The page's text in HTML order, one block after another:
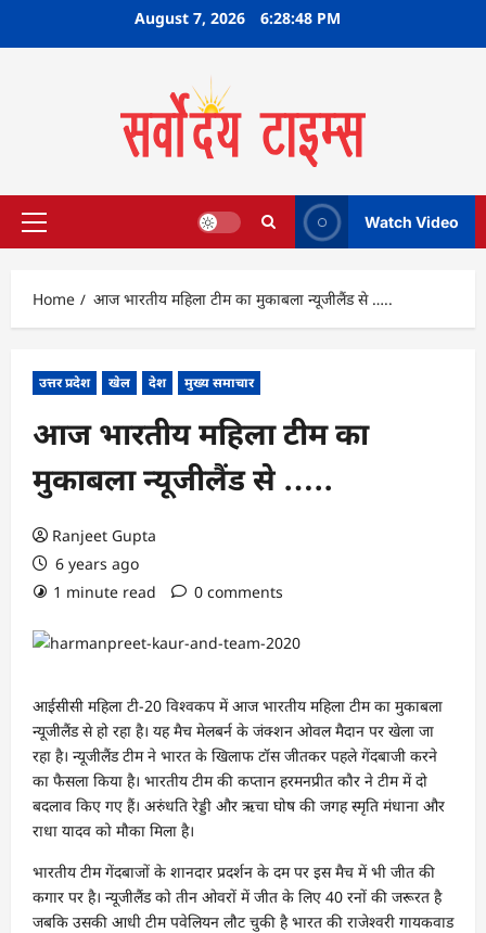
August 7, 2026 6:28:49 PM
Primary
Watch Video
Home आज भारतीय महिला टीम का मुकाबला न्यूजीलैंड से …..
उत्तर प्रदेश खेल देश मुख्य समाचार
आज भारतीय महिला टीम का
मुकाबला न्यूजीलैंड से …..
Ranjeet Gupta
6 years ago
1 minute read
0 comments
आईसीसी महिला टी-20 विश्वकप में आज भारतीय महिला टीम का मुकाबला
न्यूजीलैंड से हो रहा है। यह मैच मेलबर्न के जंक्शन ओवल मैदान पर खेला जा
रहा है। न्यूजीलैंड टीम ने भारत के खिलाफ टॉस जीतकर पहले गेंदबाजी करने
का फैसला किया है। भारतीय टीम की कप्तान हरमनप्रीत कौर ने टीम में दो
बदलाव किए गए हैं। अरुंधति रेड्डी और ऋचा घोष की जगह स्मृति मंधाना और
राधा यादव को मौका मिला है।
भारतीय टीम गेंदबाजों के शानदार प्रदर्शन के दम पर इस मैच में भी जीत की
कगार पर है। न्यूजीलैंड को तीन ओवरों में जीत के लिए 40 रनाें की जरूरत है
जबकि उसकी आधी टीम पवेलियन लौट चुकी है भारत की राजेश्वरी गायकवाड